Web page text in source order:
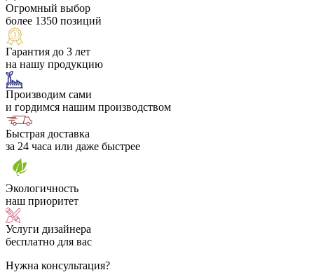
Огромный выбор
более 1350 позиций
Гарантия до 3 лет
на нашу продукцию
Производим сами
и гордимся нашим производством
Быстрая доставка
за 24 часа или даже быстрее
Экологичность
наш приоритет
Услуги дизайнера
бесплатно для вас
Нужна консультация?